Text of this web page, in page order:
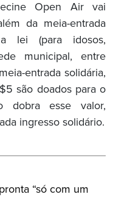
Open Air vai
da meia-entrada
lei (para idosos,
municipal, entre
entrada solidária,
são doados para o
dobra esse valor,
ingresso solidário.
“só com um